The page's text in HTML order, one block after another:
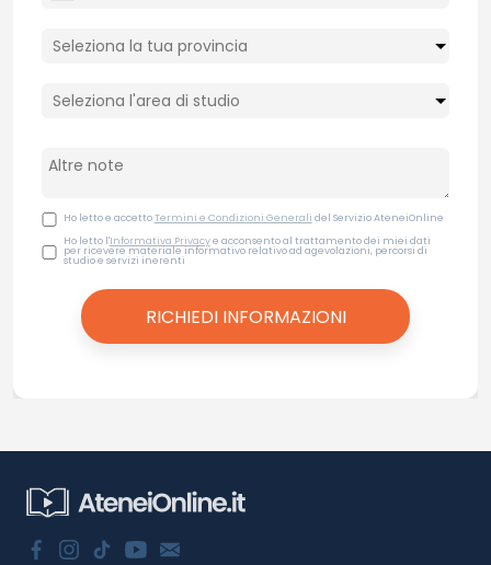
Ho letto e accettoTermini e Condizioni Generali del Servizio AteneiOnline
Ho letto l'Informativa Privacye acconsento al trattamento dei miei dati
per ricevere materiale informativo relativo ad agevolazioni, percorsi di
studio e servizi inerenti